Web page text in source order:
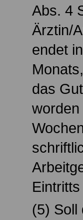
Abs. 4
Ärztin/
endet
das
(5) Soll